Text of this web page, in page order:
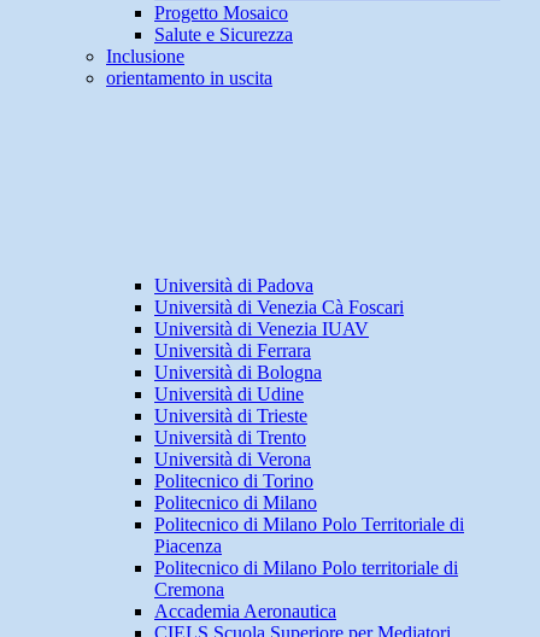
Progetto Mosaico
Salute e Sicurezza
Inclusione
orientamento in uscita
Università di Padova
Università di Venezia Cà Foscari
Università di Venezia IUAV
Università di Ferrara
Università di Bologna
Università di Udine
Università di Trieste
Università di Trento
Università di Verona
Politecnico di Torino
Politecnico di Milano
Politecnico di Milano Polo Territoriale di
Piacenza
Politecnico di Milano Polo territoriale di
Cremona
Accademia Aeronautica